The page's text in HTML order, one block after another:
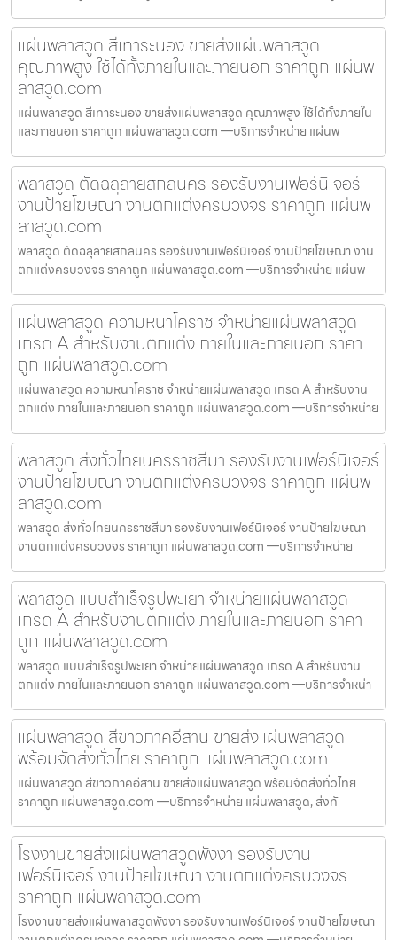
แผ่นพลาสวูด สีเทาระนอง ขายส่งแผ่นพลาสวูด
คุณภาพสูง ใช้ได้ทั้งภายในและภายนอก ราคาถูก แผ่นพ
ลาสวูด.com
แผ่นพลาสวูด สีเทาระนอง ขายส่งแผ่นพลาสวูด คุณภาพสูง ใช้ได้ทั้งภายใน
และภายนอก ราคาถูก แผ่นพลาสวูด.com —บริการจำหน่าย แผ่นพ
พลาสวูด ตัดฉลุลายสกลนคร รองรับงานเฟอร์นิเจอร์
งานป้ายโฆษณา งานตกแต่งครบวงจร ราคาถูก แผ่นพ
ลาสวูด.com
พลาสวูด ตัดฉลุลายสกลนคร รองรับงานเฟอร์นิเจอร์ งานป้ายโฆษณา งาน
ตกแต่งครบวงจร ราคาถูก แผ่นพลาสวูด.com —บริการจำหน่าย แผ่นพ
แผ่นพลาสวูด ความหนาโคราช จำหน่ายแผ่นพลาสวูด
เกรด A สำหรับงานตกแต่ง ภายในและภายนอก ราคา
ถูก แผ่นพลาสวูด.com
แผ่นพลาสวูด ความหนาโคราช จำหน่ายแผ่นพลาสวูด เกรด A สำหรับงาน
ตกแต่ง ภายในและภายนอก ราคาถูก แผ่นพลาสวูด.com —บริการจำหน่าย
พลาสวูด ส่งทั่วไทยนครราชสีมา รองรับงานเฟอร์นิเจอร์
งานป้ายโฆษณา งานตกแต่งครบวงจร ราคาถูก แผ่นพ
ลาสวูด.com
พลาสวูด ส่งทั่วไทยนครราชสีมา รองรับงานเฟอร์นิเจอร์ งานป้ายโฆษณา
งานตกแต่งครบวงจร ราคาถูก แผ่นพลาสวูด.com —บริการจำหน่าย
พลาสวูด แบบสำเร็จรูปพะเยา จำหน่ายแผ่นพลาสวูด
เกรด A สำหรับงานตกแต่ง ภายในและภายนอก ราคา
ถูก แผ่นพลาสวูด.com
พลาสวูด แบบสำเร็จรูปพะเยา จำหน่ายแผ่นพลาสวูด เกรด A สำหรับงาน
ตกแต่ง ภายในและภายนอก ราคาถูก แผ่นพลาสวูด.com —บริการจำหน่า
แผ่นพลาสวูด สีขาวภาคอีสาน ขายส่งแผ่นพลาสวูด
พร้อมจัดส่งทั่วไทย ราคาถูก แผ่นพลาสวูด.com
แผ่นพลาสวูด สีขาวภาคอีสาน ขายส่งแผ่นพลาสวูด พร้อมจัดส่งทั่วไทย
ราคาถูก แผ่นพลาสวูด.com —บริการจำหน่าย แผ่นพลาสวูด, ส่งทั
โรงงานขายส่งแผ่นพลาสวูดพังงา รองรับงาน
เฟอร์นิเจอร์ งานป้ายโฆษณา งานตกแต่งครบวงจร
ราคาถูก แผ่นพลาสวูด.com
โรงงานขายส่งแผ่นพลาสวูดพังงา รองรับงานเฟอร์นิเจอร์ งานป้ายโฆษณา